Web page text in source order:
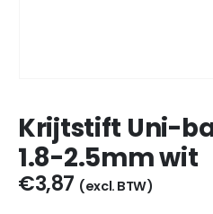
Krijtstift Uni-
1.8-2.5mm wit
€3,87 (excl. BTW)